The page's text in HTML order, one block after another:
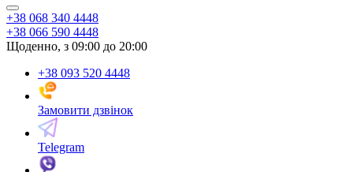
+38 068 340 4448
+38 066 590 4448
Щоденно, з 09:00 до 20:00
+38 093 520 4448
Замовити дзвінок
Telegram